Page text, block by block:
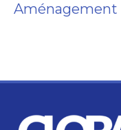
Aménagement